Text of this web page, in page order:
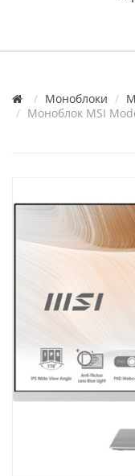
Моноблоки
Моноблок MSI